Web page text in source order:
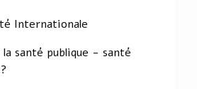
Internationale
santé publique - santé